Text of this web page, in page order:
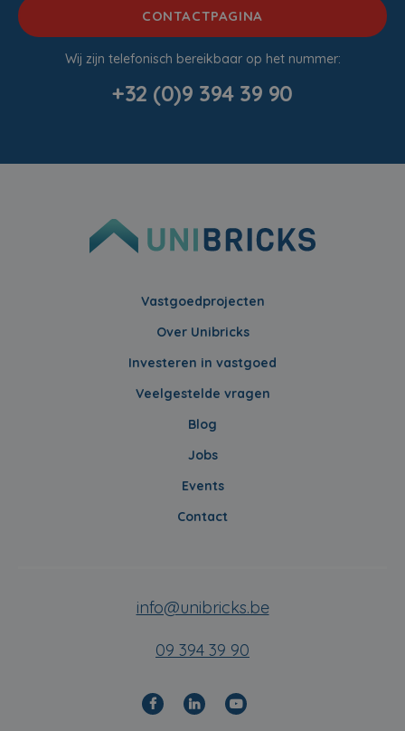
CONTACTPAGINA
Wij zijn telefonisch bereikbaar op het nummer:
+32 (0)9 394 39 90
Vastgoedprojecten
Over Unibricks
Investeren in vastgoed
Veelgestelde vragen
Blog
Jobs
Events
Contact
info@unibricks.be
09 394 39 90